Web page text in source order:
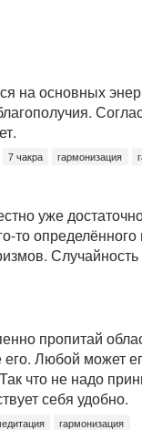
на основных
7 чакра гармонизация
уже
то
Случайность
пропитай
Любой может
что не надо
себя удобно.
гармонизация